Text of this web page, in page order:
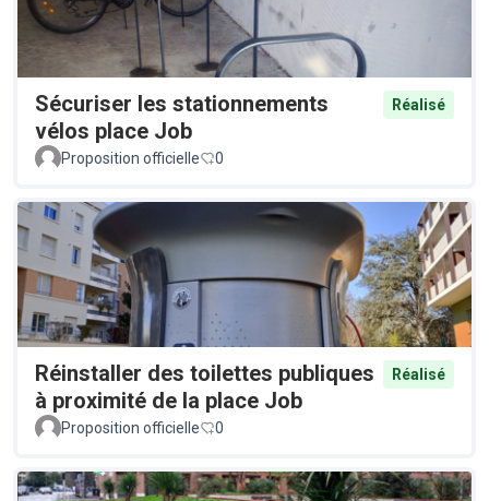
Sécuriser les stationnements
vélos place Job
Réalisé
Proposition officielle 0
Réinstaller des toilettes publiques
à proximité de la place Job
Réalisé
Proposition officielle 0